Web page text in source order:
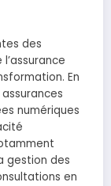
des
En
numériques
gestion des
en